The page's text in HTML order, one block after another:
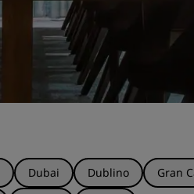
Dubai Dublino Gran